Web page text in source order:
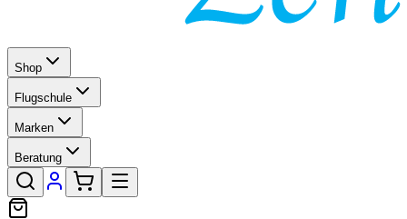
Shop
Flugschule
Marken
Beratung